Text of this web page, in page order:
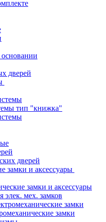
дверей
тип "книжка"
дверей
замки и аксессуары
замки и аксессуары
элек. мех. замков
замки
замки